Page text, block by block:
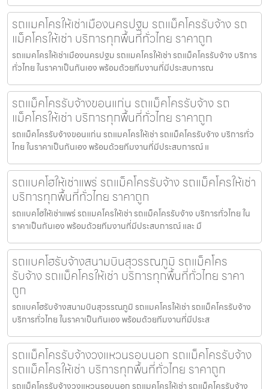
รถแมคโครให้เช่าเมืองนครปฐม รถแม็คโครรับจ้าง รถ
แม็คโครให้เช่า บริการทุกพื้นที่ทั่วไทย ราคาถูก
รถแมคโครให้เช่าเมืองนครปฐม รถแมคโครให้เช่า รถแม็คโครรับจ้าง บริการ
ทั่วไทย ในราคาเป็นกันเอง พร้อมด้วยทีมงานที่มีประสบการณ
รถแม็คโครรับจ้างขอนแก่น รถแม็คโครรับจ้าง รถ
แม็คโครให้เช่า บริการทุกพื้นที่ทั่วไทย ราคาถูก
รถแม็คโครรับจ้างขอนแก่น รถแมคโครให้เช่า รถแม็คโครรับจ้าง บริการทั่ว
ไทย ในราคาเป็นกันเอง พร้อมด้วยทีมงานที่มีประสบการณ์ แ
รถแบคโฮให้เช่าแพร่ รถแม็คโครรับจ้าง รถแม็คโครให้เช่า
บริการทุกพื้นที่ทั่วไทย ราคาถูก
รถแบคโฮให้เช่าแพร่ รถแมคโครให้เช่า รถแม็คโครรับจ้าง บริการทั่วไทย ใน
ราคาเป็นกันเอง พร้อมด้วยทีมงานที่มีประสบการณ์ และ มื
รถแบคโฮรับจ้างสนามบินสุวรรณภูมิ รถแม็คโคร
รับจ้าง รถแม็คโครให้เช่า บริการทุกพื้นที่ทั่วไทย ราคา
ถูก
รถแบคโฮรับจ้างสนามบินสุวรรณภูมิ รถแมคโครให้เช่า รถแม็คโครรับจ้าง
บริการทั่วไทย ในราคาเป็นกันเอง พร้อมด้วยทีมงานที่มีประส
รถแม็คโครรับจ้างวงแหวนรอบนอก รถแม็คโครรับจ้าง
รถแม็คโครให้เช่า บริการทุกพื้นที่ทั่วไทย ราคาถูก
รถแม็คโครรับจ้างวงแหวนรอบนอก รถแมคโครให้เช่า รถแม็คโครรับจ้าง